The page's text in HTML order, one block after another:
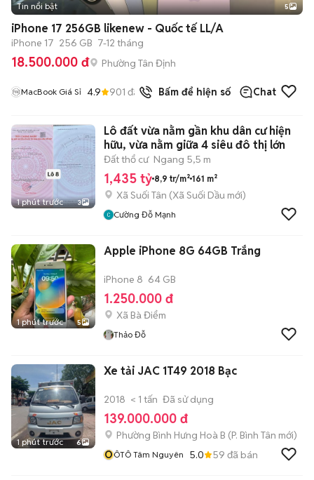
Tin nổi bật 5
iPhone 17 256GB likenew - Quốc tế LL/A
iPhone 17 256 GB 7-12 tháng
18.500.000 đ Phường Tân Định
MacBook Giá Sỉ 4.9 901 đã bán Bấm để hiện số Chat
1 phút trước 3
Lô đất vừa nằm gần khu dân cư hiện
hữu, vừa nằm giữa 4 siêu đô thị lớn
Đất thổ cư Ngang 5,5 m
1,435 tỷ 8,9 tr/m² 161 m²
Xã Suối Tân (Xã Suối Dầu mới)
Cường Đỗ Mạnh
1 phút trước 5
Apple iPhone 8G 64GB Trắng
iPhone 8 64 GB
1.250.000 đ
Xã Bà Điểm
Thảo Đỗ
1 phút trước 6
Xe tải JAC 1T49 2018 Bạc
2018 < 1 tấn Đã sử dụng
139.000.000 đ
Phường Bình Hưng Hoà B (P. Bình Tân mới)
ÔÔTÔ Tâm Nguyên 5.0 59 đã bán